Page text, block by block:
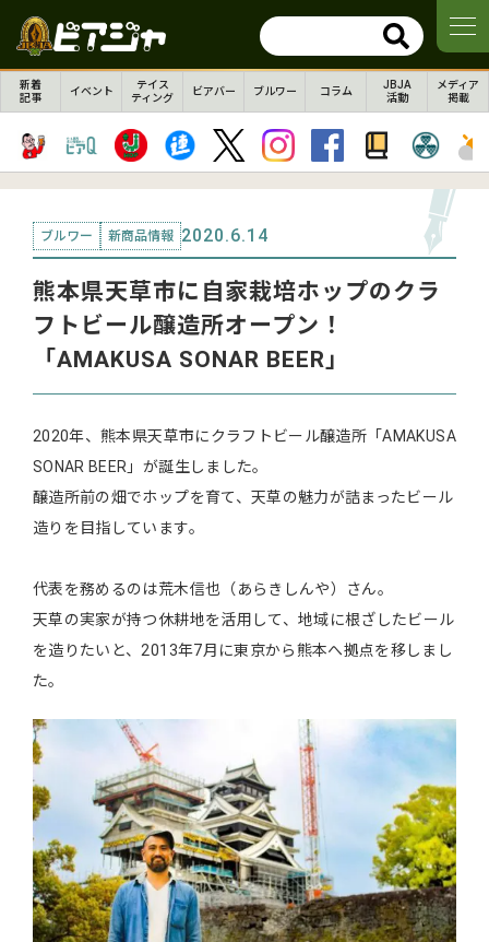
新着
記事
イベント
テイス
ティング
ビアバー ブルワー コラム
JBJA
活動
メディア
掲載
ブルワー 新商品情報 2020.6.14
熊本県天草市に自家栽培ホップのクラ
フトビール醸造所オープン！
「AMAKUSA SONAR BEER」
2020年、熊本県天草市にクラフトビール醸造所「AMAKUSA
SONAR BEER」が誕生しました。
醸造所前の畑でホップを育て、天草の魅力が詰まったビール
造りを目指しています。
代表を務めるのは荒木信也（あらきしんや）さん。
天草の実家が持つ休耕地を活用して、地域に根ざしたビール
を造りたいと、2013年7月に東京から熊本へ拠点を移しまし
た。